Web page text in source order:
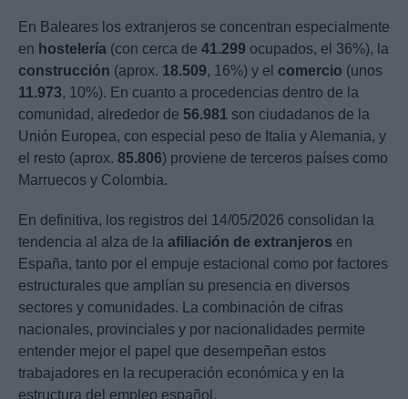
En Baleares los extranjeros se concentran especialmente
en hostelería (con cerca de 41.299 ocupados, el 36%), la
construcción (aprox. 18.509, 16%) y el comercio (unos
11.973, 10%). En cuanto a procedencias dentro de la
comunidad, alrededor de 56.981 son ciudadanos de la
Unión Europea, con especial peso de Italia y Alemania, y
el resto (aprox. 85.806) proviene de terceros países como
Marruecos y Colombia.
En definitiva, los registros del 14/05/2026 consolidan la
tendencia al alza de la afiliación de extranjeros en
España, tanto por el empuje estacional como por factores
estructurales que amplían su presencia en diversos
sectores y comunidades. La combinación de cifras
nacionales, provinciales y por nacionalidades permite
entender mejor el papel que desempeñan estos
trabajadores en la recuperación económica y en la
estructura del empleo español.